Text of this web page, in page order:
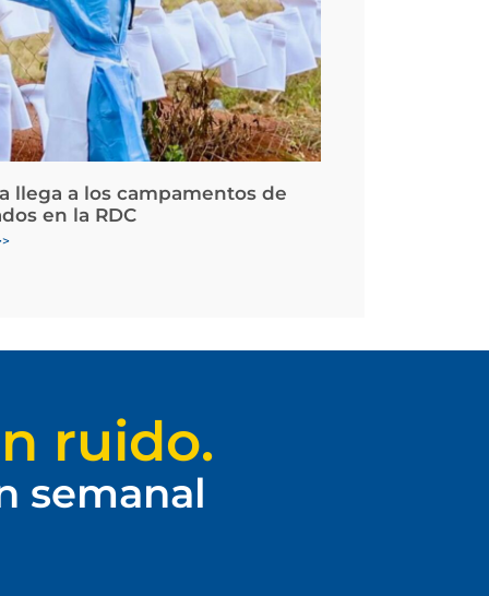
llega a los campamentos de
en la RDC
ruido.
semanal